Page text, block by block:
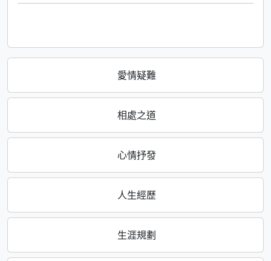
愛情疑難
相處之道
心情抒發
人生經歷
生涯規劃